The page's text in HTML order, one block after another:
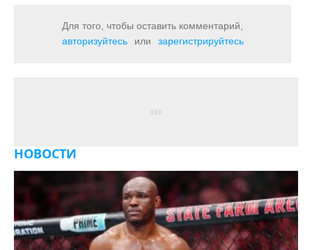
Для того, чтобы оставить комментарий,
авторизуйтесь
или зарегистрируйтесь
НОВОСТИ